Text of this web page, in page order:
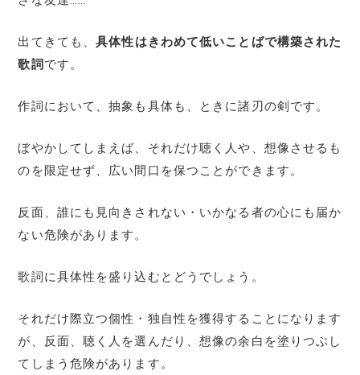
出てきても、具体性はきわめて低いことばで構築された
歌詞 です。
作詞において、抽象も具体も、ときに諸刃の剣です。
ぼやかしてしまえば、それだけ聴く人や、想像させるも
のを限定せず、広い間口を保つことができます。
反面、誰にも見向きされない・いかなる者の心にも届か
ない危険があります。
歌詞に具体性を盛り込むとどうでしょう。
それだけ際立つ個性・独自性を獲得することになります
が、反面、聴く人を選んだり、想像の余白を塗りつぶし
てしまう危険があります。